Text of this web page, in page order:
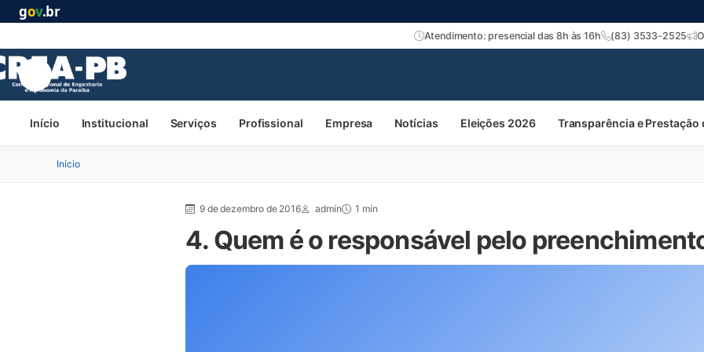
gov.br
Atendimento: presencial das 8h às 16h (83) 3533-2525
Início Institucional Serviços Profissional Empresa Notícias Eleições 2026 Transparência e Prestação
Início
9 de dezembro de 2016 admin 1 min
4. Quem é o responsável pelo